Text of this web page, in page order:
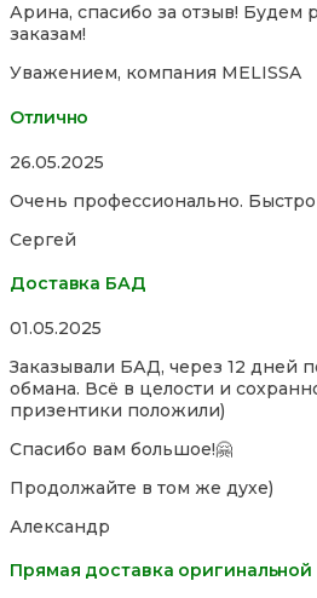
Арина, спасибо за отзыв!
заказам!
Уважением, компания MELISSA
Отлично
Rated
out
5
26.05.2025
Очень профессионально.
Сергей
Доставка БАД
Rated
out
of
5
01.05.2025
Заказывали БАД, через 12 дней
обмана. Всё в целости и
призентики положили)
Спасибо вам большое!🤗
Продолжайте в том же духе)
Александр
Прямая доставка